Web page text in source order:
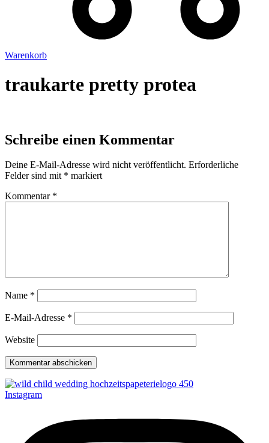
Warenkorb
traukarte pretty protea
Schreibe einen Kommentar
Deine E-Mail-Adresse wird nicht veröffentlicht. Erforderliche
Felder sind mit * markiert
Kommentar *
Name *
E-Mail-Adresse *
Website
Instagram